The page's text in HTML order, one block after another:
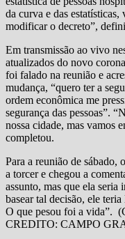
da curva e das
modificar o decreto”,
Em transmissão ao vivo
atualizados do novo
foi falado na reunião e
mudança, “quero ter a
ordem econômica me
segurança das pessoas”.
nossa cidade, mas vamos
completou.
Para a reunião de sábado,
a torcer e chegou a
assunto, mas que ela seria
basear tal decisão, ele
O que pesou foi a vida”.
CREDITO: CAMPO